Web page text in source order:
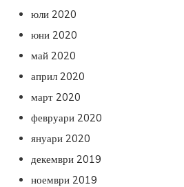
юли 2020
юни 2020
май 2020
април 2020
март 2020
февруари 2020
януари 2020
декември 2019
ноември 2019